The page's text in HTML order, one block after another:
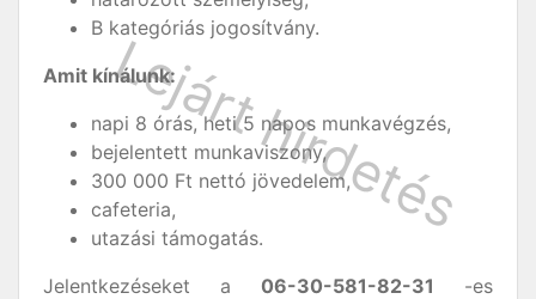
B kategóriás jogosítvány.
Amit kínálunk:
napi 8 órás, heti 5 napos munkavégzés,
bejelentett munkaviszony,
300 000 Ft nettó jövedelem,
cafeteria,
utazási támogatás.
Jelentkezéseket a 06-30-581-82-31 -es